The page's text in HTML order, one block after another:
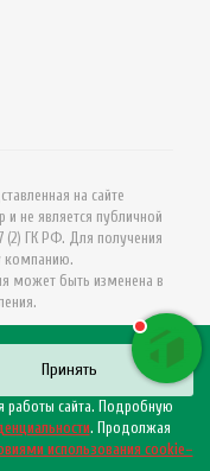
на сайте
не является публичной
ГК РФ. Для получения
компанию.
может быть изменена в
Принять
работы сайта. Подробную
. Продолжая
использования cookie–